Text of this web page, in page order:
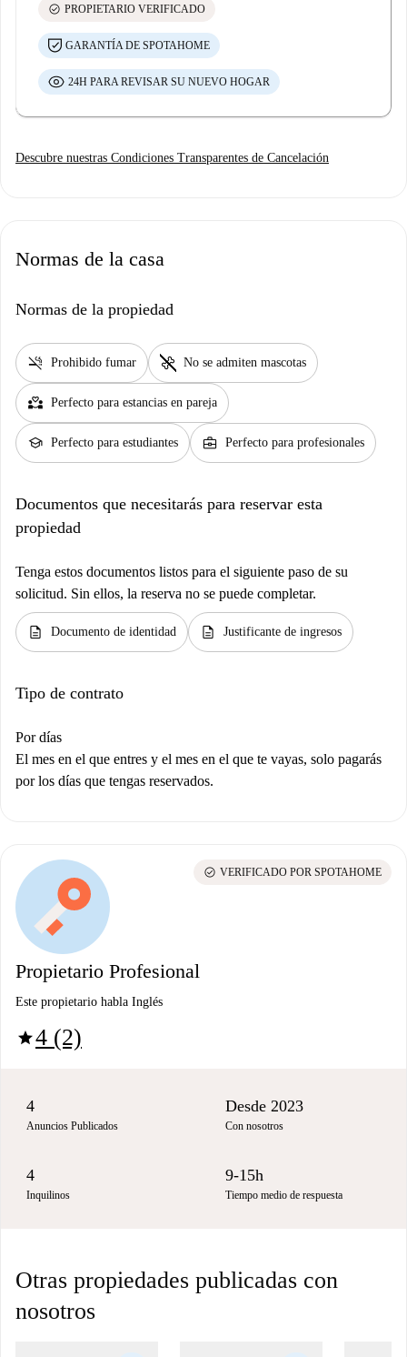
check_circle PROPIETARIO VERIFICADO
GARANTÍA DE SPOTAHOME
24H PARA REVISAR SU NUEVO HOGAR
Descubre nuestras Condiciones Transparentes de Cancelación
Normas de la casa
Normas de la propiedad
smoke_free Prohibido fumar pet_supplies No se admiten mascotas
partner_heart Perfecto para estancias en pareja
school Perfecto para estudiantes business_center Perfecto para profesionales
Documentos que necesitarás para reservar esta
propiedad
Tenga estos documentos listos para el siguiente paso de su
solicitud. Sin ellos, la reserva no se puede completar.
description Documento de identidad description Justificante de ingresos
Tipo de contrato
Por días
El mes en el que entres y el mes en el que te vayas, solo pagarás
por los días que tengas reservados.
Propietario Profesional
Este propietario habla Inglés
star4 (2)
check_circle VERIFICADO POR SPOTAHOME
4
Anuncios Publicados
Desde 2023
Con nosotros
4
Inquilinos
9-15h
Tiempo medio de respuesta
Otras propiedades publicadas con
nosotros